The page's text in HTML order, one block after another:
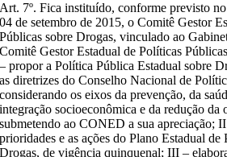
Art. 7º. Fica instituído, conforme previsto
04 de setembro de 2015, o Comitê Gestor
Públicas sobre Drogas, vinculado ao
Comitê Gestor Estadual de Políticas
– propor a Política Pública Estadual sobre
as diretrizes do Conselho Nacional de
considerando os eixos da prevenção, da
integração socioeconômica e da redução da
submetendo ao CONED a sua apreciação;
prioridades e as ações do Plano Estadual de
Drogas, de vigência quinquenal; III –